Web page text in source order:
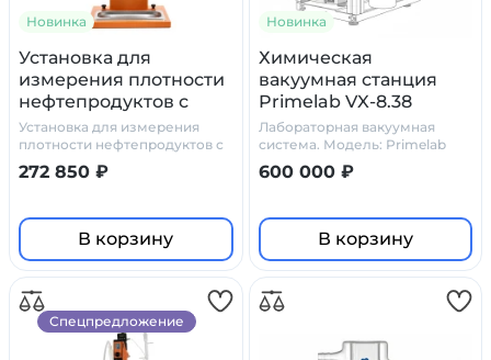
Новинка
Установка для
измерения плотности
нефтепродуктов с
тефлоновыми
кранами Primelab
Установка для измерения
плотности нефтепродуктов с
тефлоновыми кранами
Primelab - единственное
производства для быстрого и
точного измерения
плотности нефтепродукта
при реальной температуре
272 850 ₽
В корзину
Новинка
Химическая
вакуумная станция
Primelab VX-8.38
Лабораторная вакуумная
система. Модель: Primelab
VX-8.38.
600 000 ₽
В корзину
Спецпредложение